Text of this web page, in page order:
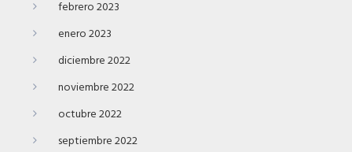
febrero 2023
enero 2023
diciembre 2022
noviembre 2022
octubre 2022
septiembre 2022